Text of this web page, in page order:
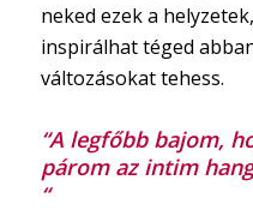
neked ezek a
inspirálhat téged
változásokat tehess.
“A legfőbb bajom,
párom az intim
“